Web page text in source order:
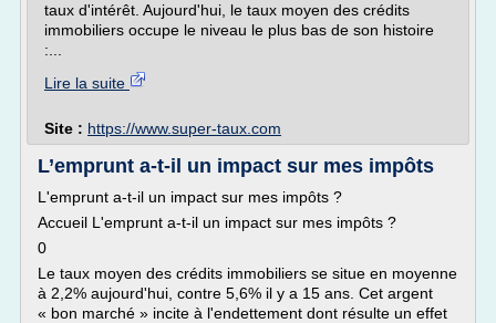
taux d'intérêt. Aujourd'hui, le taux moyen des crédits
immobiliers occupe le niveau le plus bas de son histoire
:...
Lire la suite
Site : https://www.super-taux.com
L’emprunt a-t-il un impact sur mes impôts
L'emprunt a-t-il un impact sur mes impôts ?
Accueil L'emprunt a-t-il un impact sur mes impôts ?
0
Le taux moyen des crédits immobiliers se situe en moyenne
à 2,2% aujourd'hui, contre 5,6% il y a 15 ans. Cet argent
« bon marché » incite à l'endettement dont résulte un effet